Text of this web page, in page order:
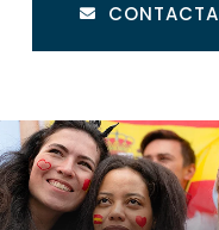
CONTACTA